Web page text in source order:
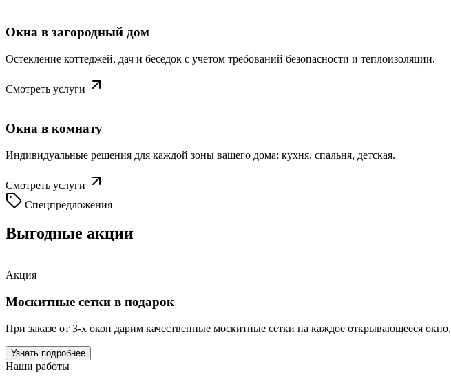
Окна в загородный дом
Остекление коттеджей, дач и беседок с учетом требований безопасности и теплоизоляции.
Смотреть услуги
Окна в комнату
Индивидуальные решения для каждой зоны вашего дома: кухня, спальня, детская.
Смотреть услуги
Спецпредложения
Выгодные акции
Акция
Москитные сетки в подарок
При заказе от 3-х окон дарим качественные москитные сетки на каждое открывающееся окно.
Узнать подробнее
Наши работы